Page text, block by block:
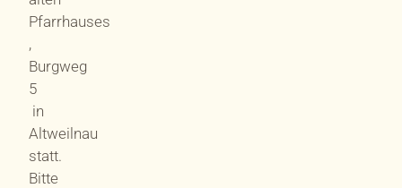
Pfarrhauses
,
Burgweg
5
in
Altweilnau
statt.
Bitte